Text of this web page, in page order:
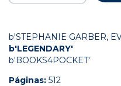
b'STEPHANIE GARBER,
b'LEGENDARY'
b'BOOKS4POCKET'
Páginas: 512